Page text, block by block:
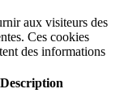
aux visiteurs des
Ces cookies
des informations
Description